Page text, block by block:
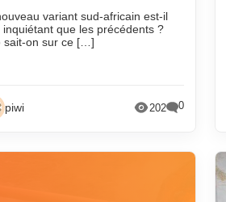
variant sud-africain est-il
inquiétant que les précédents ?
sait-on sur ce […]
piwi 202 0